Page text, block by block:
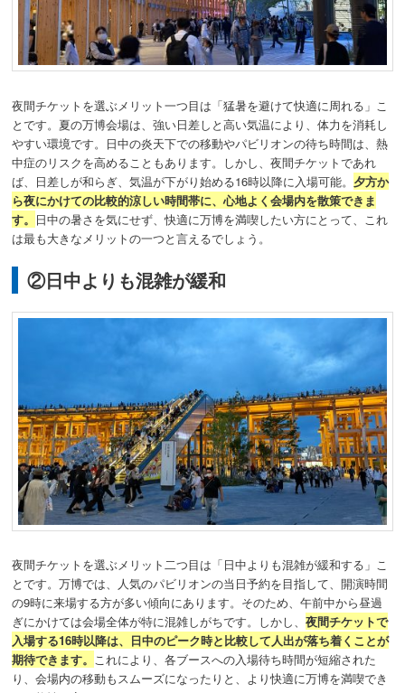
夜間チケットを選ぶメリット一つ目は「猛暑を避けて快適に周れる」こ
とです。夏の万博会場は、強い日差しと高い気温により、体力を消耗し
やすい環境です。日中の炎天下での移動やパビリオンの待ち時間は、熱
中症のリスクを高めることもあります。しかし、夜間チケットであれ
ば、日差しが和らぎ、気温が下がり始める16時以降に入場可能。 夕方か
ら夜にかけての比較的涼しい時間帯に、心地よく会場内を散策できま
す。 日中の暑さを気にせず、快適に万博を満喫したい方にとって、これ
は最も大きなメリットの一つと言えるでしょう。
②日中よりも混雑が緩和
夜間チケットを選ぶメリット二つ目は「日中よりも混雑が緩和する」こ
とです。万博では、人気のパビリオンの当日予約を目指して、開演時間
の9時に来場する方が多い傾向にあります。そのため、午前中から昼過
ぎにかけては会場全体が特に混雑しがちです。しかし、夜間チケットで
入場する16時以降は、日中のピーク時と比較して人出が落ち着くことが
期待できます。 これにより、各ブースへの入場待ち時間が短縮された
り、会場内の移動もスムーズになったりと、より快適に万博を満喫でき